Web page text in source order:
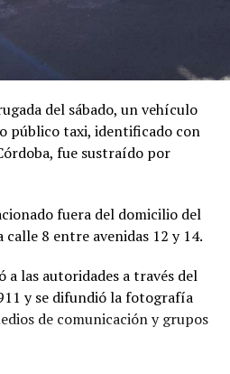
del sábado, un vehículo
público taxi, identificado con
fue sustraído por
fuera del domicilio del
8 entre avenidas 12 y 14.
a las autoridades a través del
y se difundió la fotografía
de comunicación y grupos